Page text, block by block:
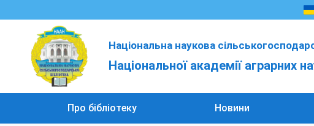
Національна наукова
Національної академії аграрних
Про бібліотеку Новини